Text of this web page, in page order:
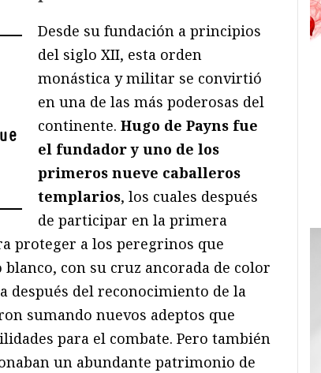
Desde su fundación a principios
del siglo XII, esta orden
monástica y militar se convirtió
en una de las más poderosas del
continente.Hugo de Payns fue
el fundador y uno de los
primeros nueve caballeros
templarios, los cuales después
de participar en la primera
proteger a los peregrinos que
con su cruz ancorada de color
después del reconocimiento de la
sumando nuevos adeptos que
para el combate. Pero también
un abundante patrimonio de